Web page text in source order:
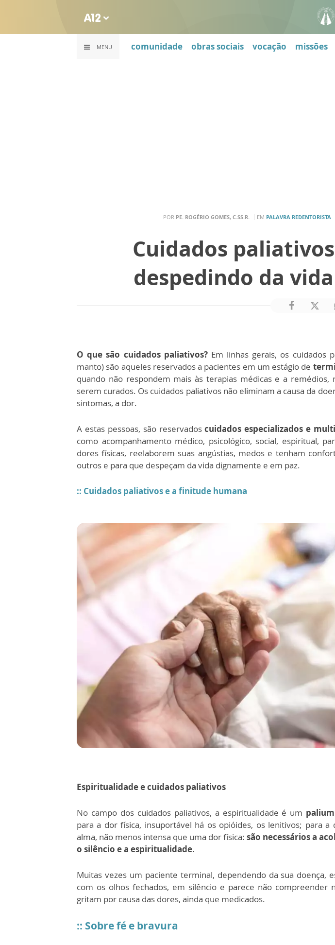
MENU comunidade obras sociais vocação missões
POR PE. ROGÉRIO GOMES, C.SS.R. EM PALAVRA REDENTORISTA
Cuidados
despedindo da
O que são cuidados paliativos? Em linhas gerais, os cuidados
manto) são aqueles reservados a pacientes em um estágio de
quando não respondem mais às terapias médicas e a remédios,
serem curados. Os cuidados paliativos não eliminam a causa da
sintomas, a dor.
A estas pessoas, são reservadoscuidados especializados e
como acompanhamento médico, psicológico, social, espiritual,
dores físicas, reelaborem suas angústias, medos e tenham
outros e para que despeçam da vida dignamente e em paz.
:: Cuidados paliativos e a finitude humana
Espiritualidade e cuidados paliativos
No campo dos cuidados paliativos, a espiritualidade é um
para a dor física, insuportável há os opióides, os lenitivos; para a
alma, não menos intensa que uma dor física: são necessários a
o silêncio e a espiritualidade.
Muitas vezes um paciente terminal, dependendo da sua doença,
com os olhos fechados, em silêncio e parece não compreender
gritam por causa das dores, ainda que medicados.
:: Sobre fé e bravura